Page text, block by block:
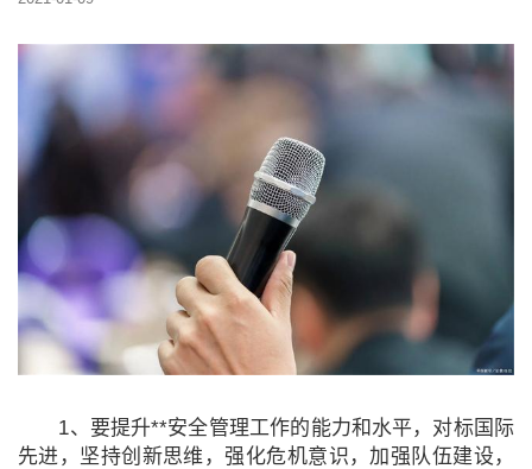
1、要提升**安全管理工作的能力和水平，对标国际
先进，坚持创新思维，强化危机意识，加强队伍建设，